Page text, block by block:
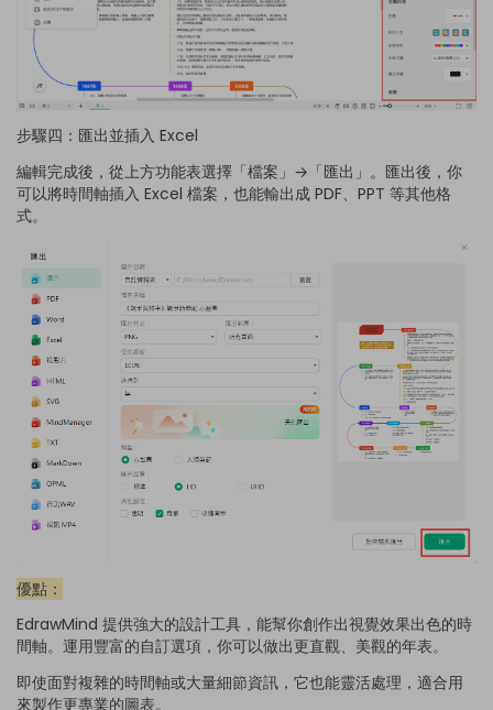
步驟四：匯出並插入 Excel
編輯完成後，從上方功能表選擇「檔案」→「匯出」。匯出後，你
可以將時間軸插入 Excel 檔案，也能輸出成 PDF、PPT 等其他格
式。
優點：
EdrawMind 提供強大的設計工具，能幫你創作出視覺效果出色的時
間軸。運用豐富的自訂選項，你可以做出更直觀、美觀的年表。
即使面對複雜的時間軸或大量細節資訊，它也能靈活處理，適合用
來製作更專業的圖表。